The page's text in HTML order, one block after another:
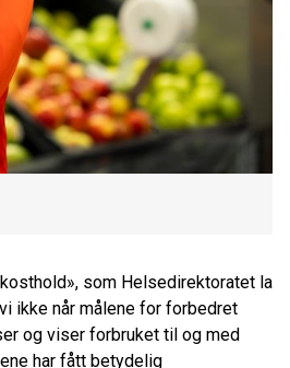
som Helsedirektoratet la
ikke når målene for forbedret
og viser forbruket til og med
har fått betydelig